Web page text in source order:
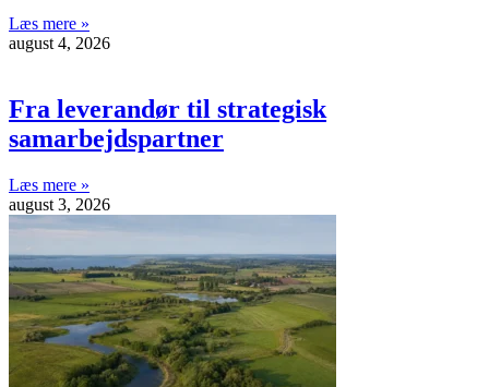
Læs mere »
august 4, 2026
Fra leverandør til strategisk
samarbejdspartner
Læs mere »
august 3, 2026